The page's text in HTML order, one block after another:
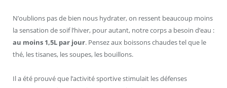
N’oublions pas de bien nous hydrater, on ressent beaucoup moins
la sensation de soif l’hiver, pour autant, notre corps a besoin d’eau :
au moins 1,5L par jour. Pensez aux boissons chaudes tel que le
thé, les tisanes, les soupes, les bouillons.
Il a été prouvé que l’activité sportive stimulait les défenses